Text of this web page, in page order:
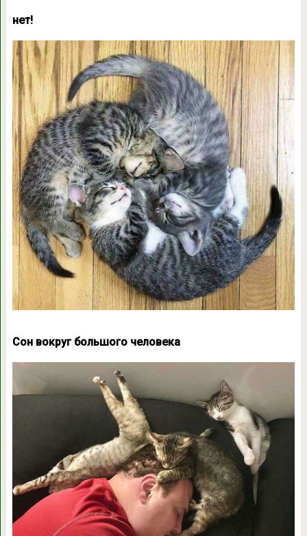
нет!
Сон вокруг большого человека